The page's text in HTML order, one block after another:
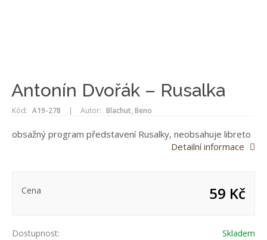
Antonín Dvořák – Rusalka
Kód: A19-278 | Autor: Blachut, Beno
obsažný program představení Rusalky, neobsahuje libreto
Detailní informace
Cena 59 Kč
Dostupnost: Skladem